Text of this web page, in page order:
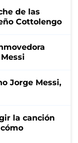
de las
Cottolengo
Jorge Messi,
la canción